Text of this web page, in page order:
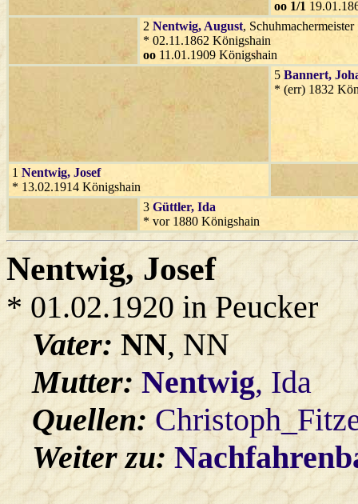
oo 1/1
2 Nentwig, August, Schuhmachermeister
* 02.11.1862 Königshain
oo 11.01.1909 Königshain
5 Bannert,
* (err) 1832
1 Nentwig, Josef
* 13.02.1914 Königshain
3 Güttler, Ida
* vor 1880 Königshain
Nentwig, Josef
* 01.02.1920 in Peucker
Vater:NN, NN
Mutter:Nentwig, Ida
Quellen:
Weiter zu: